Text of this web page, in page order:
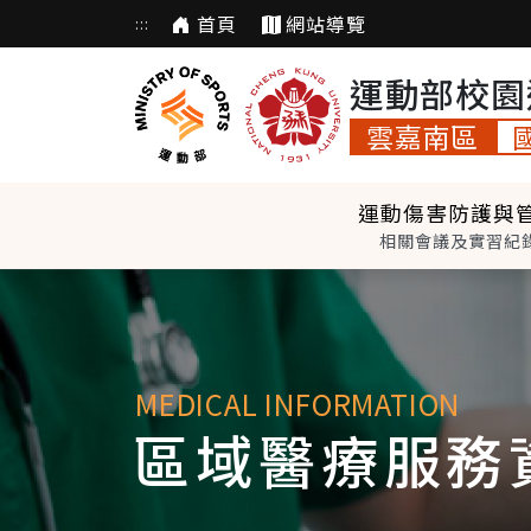
:::
跳
到
主
要
內
首頁 網站導覽
運動部校
雲嘉南區
運動傷害防護與
相關會議及實習紀
MEDICAL INFORMATION
區域醫療服務